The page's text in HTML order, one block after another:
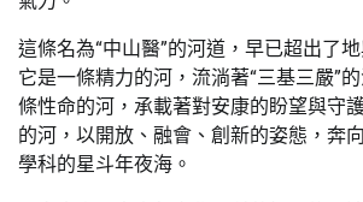
這條名為“中山醫”的河道，早已超出了
它是一條精力的河，流淌著“三基三嚴”
條性命的河，承載著對安康的盼望與守
的河，以開放、融會、創新的姿態，奔
學科的星斗年夜海。